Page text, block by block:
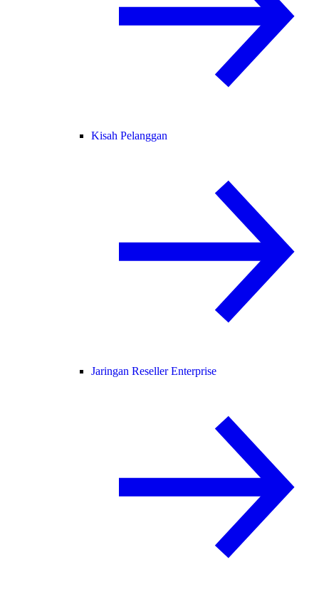
Kisah Pelanggan
Jaringan Reseller Enterprise